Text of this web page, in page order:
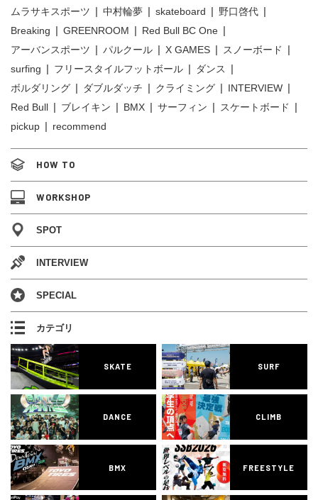
ムラサキスポーツ
中村輪夢 skateboard
野口啓代
Breaking
GREENROOM
Red Bull BC One
アーバンスポーツ
パルクール X GAMES
スノーボード
surfing
フリースタイルフットボール
ダンス
ボルダリング
ダブルダッチ クライミング
INTERVIEW
Red Bull
ブレイキン BMX サーフィン
スケートボード
pickup
recommend
HOW TO
WORKSHOP
SPOT
INTERVIEW
SPECIAL
カテゴリ
SKATE SURF
DANCE CLIMB
BMX FREESTYLE